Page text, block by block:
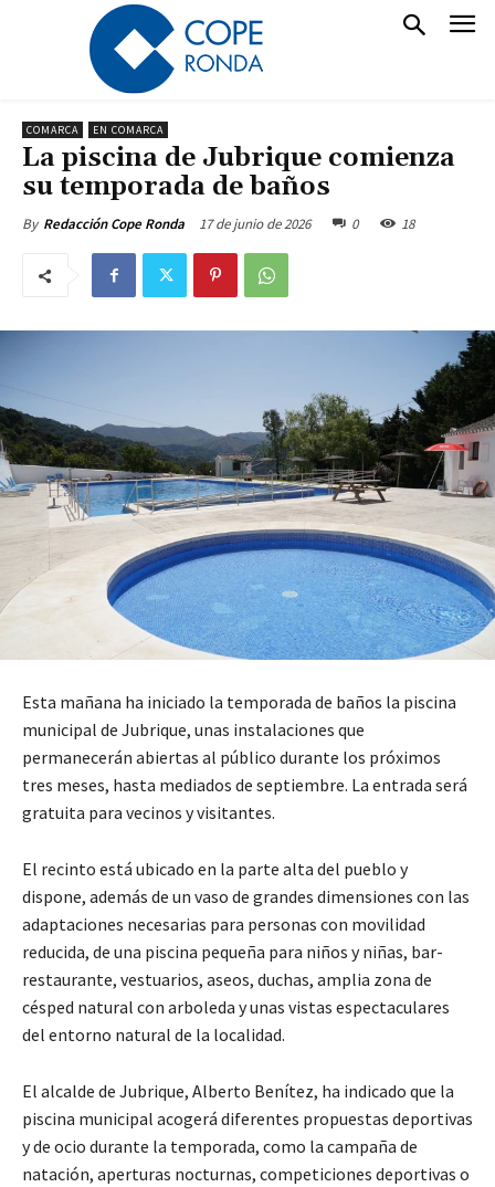
COMARCA EN COMARCA
La piscina de Jubrique comienza
su temporada de baños
By Redacción Cope Ronda 17 de junio de 2026 0 18
Esta mañana ha iniciado la temporada de baños la piscina
municipal de Jubrique, unas instalaciones que
permanecerán abiertas al público durante los próximos
tres meses, hasta mediados de septiembre. La entrada será
gratuita para vecinos y visitantes.
El recinto está ubicado en la parte alta del pueblo y
dispone, además de un vaso de grandes dimensiones con las
adaptaciones necesarias para personas con movilidad
reducida, de una piscina pequeña para niños y niñas, bar-
restaurante, vestuarios, aseos, duchas, amplia zona de
césped natural con arboleda y unas vistas espectaculares
del entorno natural de la localidad.
El alcalde de Jubrique, Alberto Benítez, ha indicado que la
piscina municipal acogerá diferentes propuestas deportivas
y de ocio durante la temporada, como la campaña de
natación, aperturas nocturnas, competiciones deportivas o